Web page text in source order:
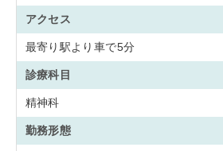
アクセス
最寄り駅より車で5分
診療科目
精神科
勤務形態